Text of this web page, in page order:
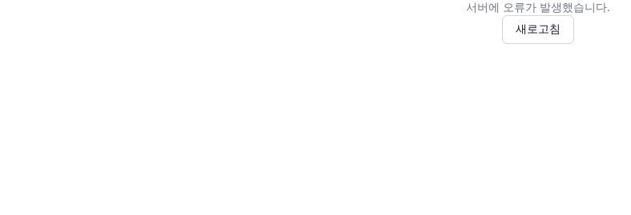
서버에 오류가 발생했습니다.
새로고침